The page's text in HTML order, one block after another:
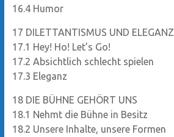
16.4 Humor
17 DILETTANTISMUS UND ELEGANZ
17.1 Hey! Ho! Let’s Go!
17.2 Absichtlich schlecht spielen
17.3 Eleganz
18 DIE BÜHNE GEHÖRT UNS
18.1 Nehmt die Bühne in Besitz
18.2 Unsere Inhalte, unsere Formen